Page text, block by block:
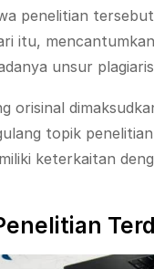
penelitian
itu,
unsur
orisinal
topik
keterkaitan